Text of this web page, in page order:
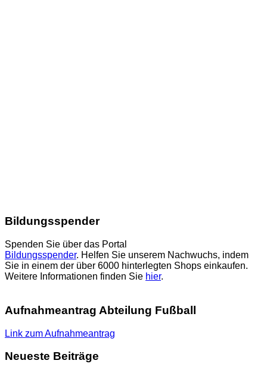
Bildungsspender
Spenden Sie über das Portal
Bildungsspender. Helfen Sie unserem Nachwuchs, indem
Sie in einem der über 6000 hinterlegten Shops einkaufen.
Weitere Informationen finden Sie hier.
Aufnahmeantrag Abteilung Fußball
Link zum Aufnahmeantrag
Neueste Beiträge